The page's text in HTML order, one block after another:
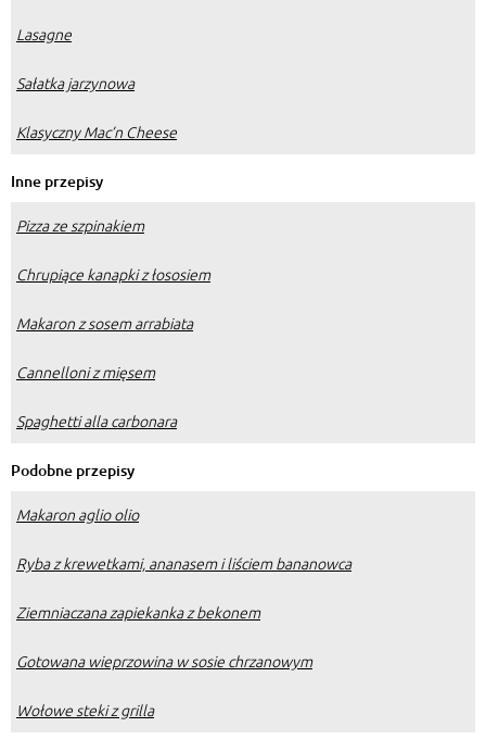
Lasagne
Sałatka jarzynowa
Klasyczny Mac’n Cheese
Inne przepisy
Pizza ze szpinakiem
Chrupiące kanapki z łososiem
Makaron z sosem arrabiata
Cannelloni z mięsem
Spaghetti alla carbonara
Podobne przepisy
Makaron aglio olio
Ryba z krewetkami, ananasem i liściem bananowca
Ziemniaczana zapiekanka z bekonem
Gotowana wieprzowina w sosie chrzanowym
Wołowe steki z grilla